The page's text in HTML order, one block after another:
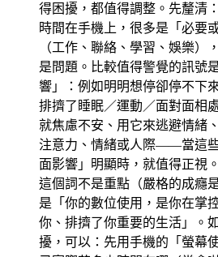
得困擾，都值得調整。先釐清
時間在手機上，很多是「必要
（工作、聯絡、學習、娛樂）
是問題。比較值得警覺的訊號
響」：例如明明想停卻停不下
排擠了睡眠／運動／面對面相
就焦慮不安、用它來逃避情緒
注意力、情緒或人際——當這
面影響」明顯時，就值得正視
這個詞不是重點（嚴格的成癮
是「你的數位使用，是你在掌
你、排擠了你重要的生活」。
擾，可以：先用手機的「螢幕